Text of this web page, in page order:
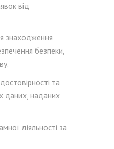
від
знаходження
безпеки,
та
даних, наданих
діяльності за